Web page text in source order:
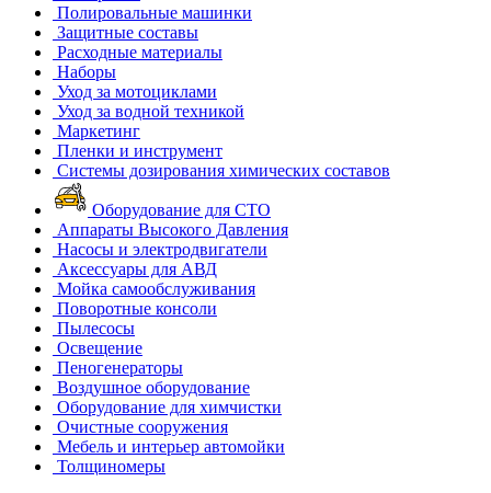
Полировальные машинки
Защитные составы
Расходные материалы
Наборы
Уход за мотоциклами
Уход за водной техникой
Маркетинг
Пленки и инструмент
Системы дозирования химических составов
Оборудование для СТО
Аппараты Высокого Давления
Насосы и электродвигатели
Аксессуары для АВД
Мойка самообслуживания
Поворотные консоли
Пылесосы
Освещение
Пеногенераторы
Воздушное оборудование
Оборудование для химчистки
Очистные сооружения
Мебель и интерьер автомойки
Толщиномеры